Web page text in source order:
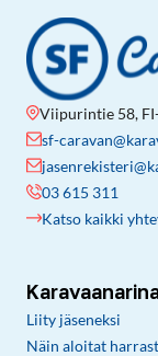
Viipurintie 58,
sf-
03 615 311
Katso kaikki
Liity jäseneksi
Näin aloitat